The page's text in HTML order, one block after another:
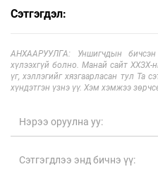
Сэтгэгдэл:
АНХААРУУЛГА: Уншигчдын бичсэн
хүлээхгүй болно. Манай сайт
үг, хэллэгийг хязгаарласан тул Та
хүндэтгэн үзнэ үү. Хэм хэмжээ